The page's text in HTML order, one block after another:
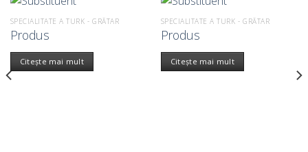
SPECIALITATE A TURK - GRĂTAR
Produs
Citește mai mult
SPECIALITATE A TURK - GRĂTAR
Produs
Citește mai mult